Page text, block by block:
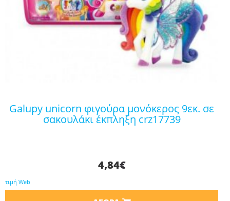
galupy unicorn φιγούρα μονόκερος 9εκ. σε
σακουλάκι έκπληξη crz17739
4,84€
τιμή Web